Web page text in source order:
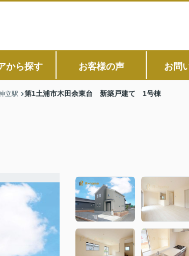
から探す お客様の声 お問
立駅 第1土浦市木田余東台 新築戸建て 1号棟